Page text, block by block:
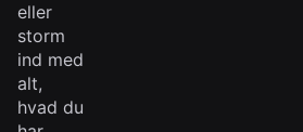
eller
storm
ind med
alt,
hvad du